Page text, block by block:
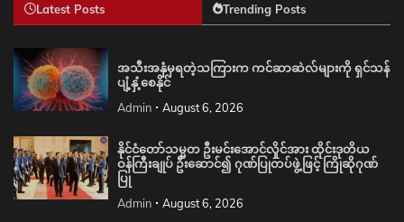
Latest Posts Trending Posts
အသီးအနှံမှရတဲ့သကြားက ကင်ဆာဆဲလ်များကို ရှင်သန်
ပျံ့နှံ့စေနိုင်
Admin August 6, 2026
နိုင်ငံတော်သမ္မတ ဦးမင်းအောင်လှိုင်အား ထိုင်းဒုတိယ
ဝန်ကြီးချုပ် ဦးဆောင်၍ ဂုဏ်ပြုတပ်ဖွဲ့ဖြင့် ကြိုဆိုဂုဏ်
ပြု
Admin August 6, 2026